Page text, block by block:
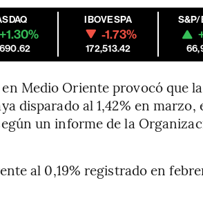
+1.30%
IBOVESPA
-1.73%
172,513.42
S&P/
Medio Oriente provocó que
disparado al 1,42% en
un informe de la
al 0,19% registrado en